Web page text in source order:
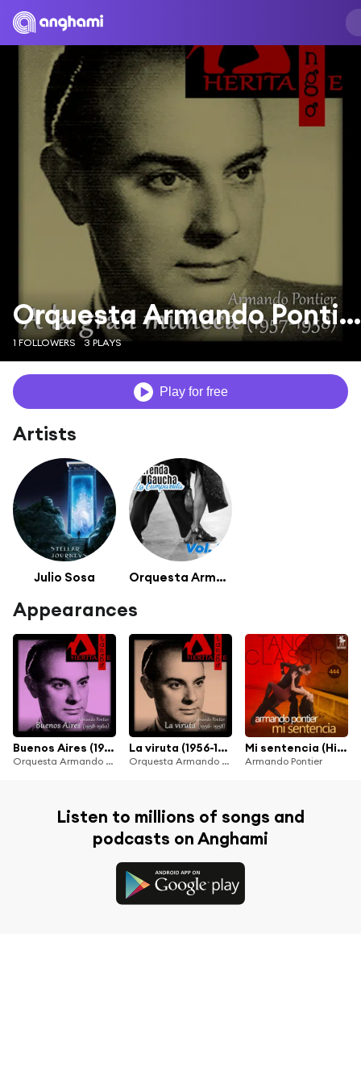
Orquesta Armando Pontier con Julio Sosa
1 FOLLOWERS 3 PLAYS
Play for free
Artists
Julio Sosa Orquesta Armando Pontier
Appearances
Buenos Aires (1958-1960)
Orquesta Armando Pontier, Julio Sosa & Oscar Ferrari
La viruta (1956-1958)
Orquesta Armando Pontier, Julio Sosa & Roberto Florio
Mi sentencia (Historical Recordings)
Armando Pontier
Listen to millions of songs and
podcasts on Anghami